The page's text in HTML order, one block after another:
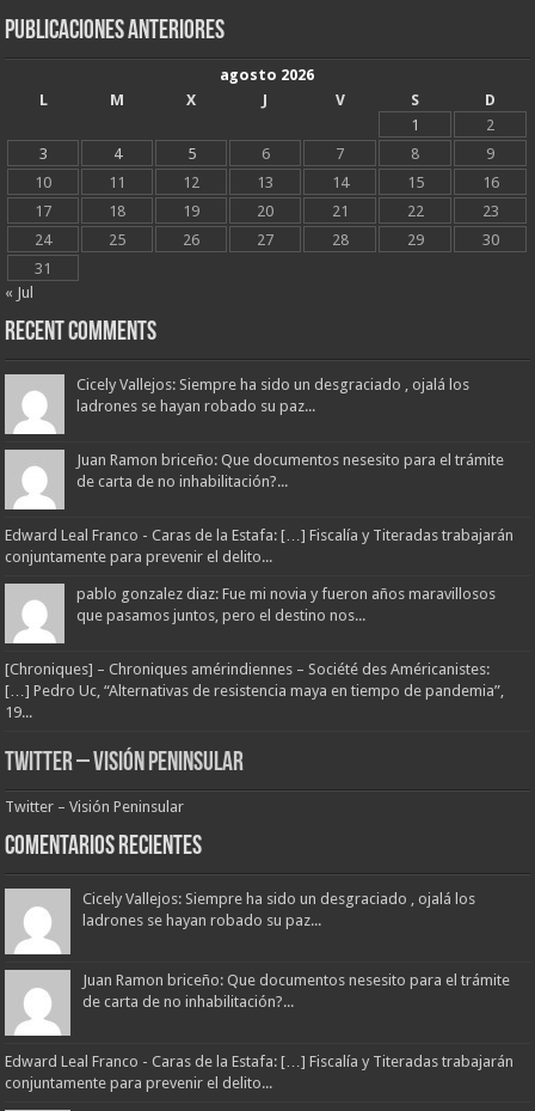
Publicaciones Anteriores
agosto 2026
L
M X J V S
D
1
2
3
4 5 6 7 8
9
10
11 12 13 14 15
16
17
18 19 20 21 22
23
24
25 26 27 28 29
30
31
« Jul
Recent Comments
Cicely Vallejos: Siempre ha sido un desgraciado , ojalá los
ladrones se hayan robado su paz...
Juan Ramon briceño: Que documentos nesesito para el trámite
de carta de no inhabilitación?...
Edward Leal Franco - Caras de la Estafa: […] Fiscalía y Titeradas trabajarán
conjuntamente para prevenir el delito...
pablo gonzalez diaz: Fue mi novia y fueron años maravillosos
que pasamos juntos, pero el destino nos...
[Chroniques] – Chroniques amérindiennes – Société des Américanistes:
[…] Pedro Uc, “Alternativas de resistencia maya en tiempo de pandemia”,
19...
Twitter – Visión Peninsular
Twitter – Visión Peninsular
Comentarios Recientes
Cicely Vallejos: Siempre ha sido un desgraciado , ojalá los
ladrones se hayan robado su paz...
Juan Ramon briceño: Que documentos nesesito para el trámite
de carta de no inhabilitación?...
Edward Leal Franco - Caras de la Estafa: […] Fiscalía y Titeradas trabajarán
conjuntamente para prevenir el delito...